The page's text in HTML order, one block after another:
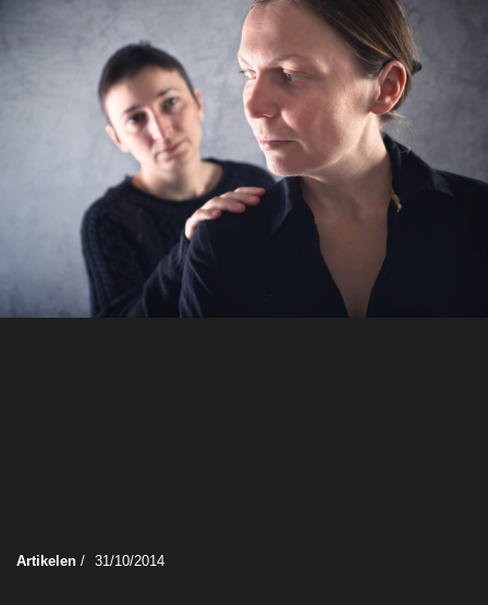
Artikelen / 31/10/2014